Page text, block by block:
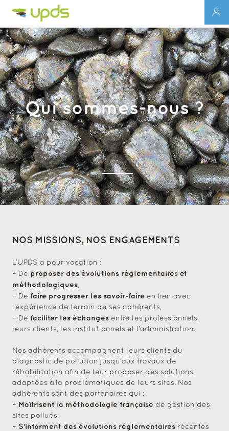
Qui sommes-nous ?
NOS MISSIONS, NOS ENGAGEMENTS
L’UPDS a pour vocation :
– De proposer des évolutions réglementaires et
méthodologiques,
– De faire progresser les savoir-faire en lien avec
l’expérience de terrain de ses adhérents,
– De faciliter les échanges entre les professionnels,
leurs clients, les institutionnels et l’administration.
Nos adhérents accompagnent leurs clients du
diagnostic de pollution jusqu’aux travaux de
réhabilitation afin de leur proposer des solutions
adaptées à la problématiques de leurs sites. Nos
adhérents sont des partenaires qui :
– Maîtrisent la méthodologie française de gestion des
sites pollués,
– S’informent des évolutions réglementaires récentes